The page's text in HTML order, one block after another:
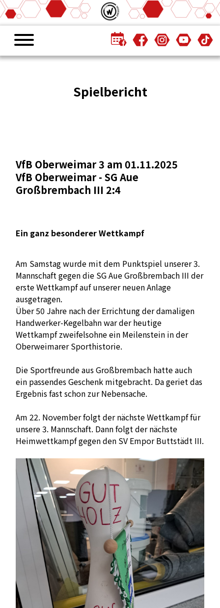
Spielbericht
VfB Oberweimar 3 am 01.11.2025
VfB Oberweimar - SG Aue
Großbrembach III 2:4
Ein ganz besonderer Wettkampf
Am Samstag wurde mit dem Punktspiel unserer 3.
Mannschaft gegen die SG Aue Großbrembach III der
erste Wettkampf auf unserer neuen Anlage
ausgetragen.
Über 50 Jahre nach der Errichtung der damaligen
Handwerker-Kegelbahn war der heutige
Wettkampf zweifelsohne ein Meilenstein in der
Oberweimarer Sporthistorie.
Die Sportfreunde aus Großbrembach hatte auch
ein passendes Geschenk mitgebracht. Da geriet das
Ergebnis fast schon zur Nebensache.
Am 22. November folgt der nächste Wettkampf für
unsere 3. Mannschaft. Dann folgt der nächste
Heimwettkampf gegen den SV Empor Buttstädt III.